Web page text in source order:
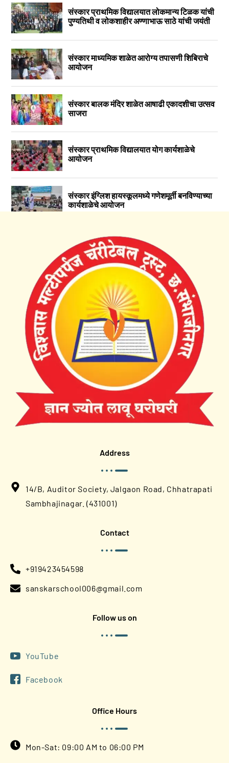
Address
14/B, Auditor Society, Jalgaon Road, Chhatrapati
Sambhajinagar. (431001)
Contact
+919423454598
sanskarschool006@gmail.com
Follow us on
YouTube
Facebook
Office Hours
Mon-Sat: 09:00 AM to 06:00 PM